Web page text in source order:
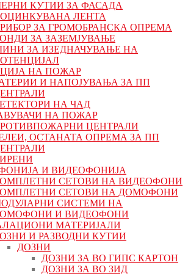
КУТИИ ЗА ФАСАДА
ЛЕНТА
ЗА ГРОМОБРАНСКА ОПРЕМА
ЗА ЗАЗЕМЈУВАЊЕ
ЗА ИЗЕДНАЧУВАЊЕ НА
НА ПОЖАР
И НАПОЈУВАЊА ЗА ПП
НА ЧАД
НА ПОЖАР
ЦЕНТРАЛИ
ОСТАНАТА ОПРЕМА ЗА ПП
И ВИДЕОФОНИЈА
СЕТОВИ НА ВИДЕОФОНИ
СЕТОВИ НА ДОМОФОНИ
СИСТЕМИ НА
И ВИДЕОФОНИ
МАТЕРИЈАЛИ
И РАЗВОДНИ КУТИИ
ДОЗНИ
ДОЗНИ ЗА ВО ГИПС КАРТОН
ДОЗНИ ЗА ВО ЗИД